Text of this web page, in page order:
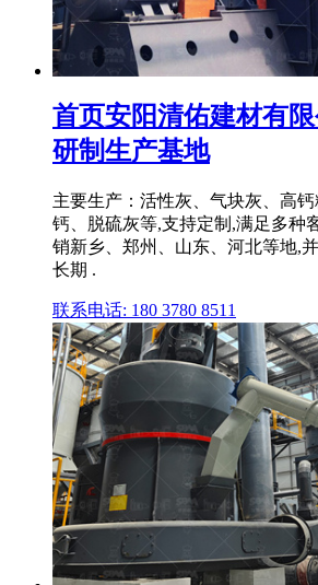
首页安阳清佑建材有
研制生产基地
主要生产：活性灰、气块灰、高
钙、脱硫灰等,支持定制,满足多种
销新乡、郑州、山东、河北等地,
长期 .
联系电话: 180 3780 8511